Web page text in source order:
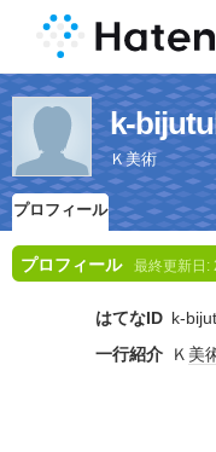
k-
Ｋ美術
プロフィール
プロフィール 最終更新日:
はてなID k-
一行紹介
Ｋ 美